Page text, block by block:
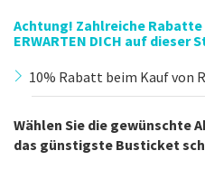
Achtung! Zahlreiche
ERWARTEN DICH auf dieser
10% Rabatt beim Kauf von
Wählen Sie die gewünschte
das günstigste Busticket